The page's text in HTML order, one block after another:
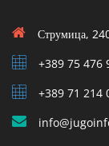
Струмица,
+389 75 476
+389 71 214